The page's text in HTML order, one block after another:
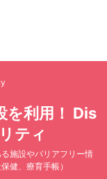
を利用！ Dis
ティ
施設やバリアフリー情
健、療育手帳）